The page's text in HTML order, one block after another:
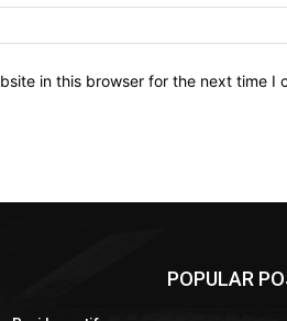
in this browser for the next time I
POPULAR